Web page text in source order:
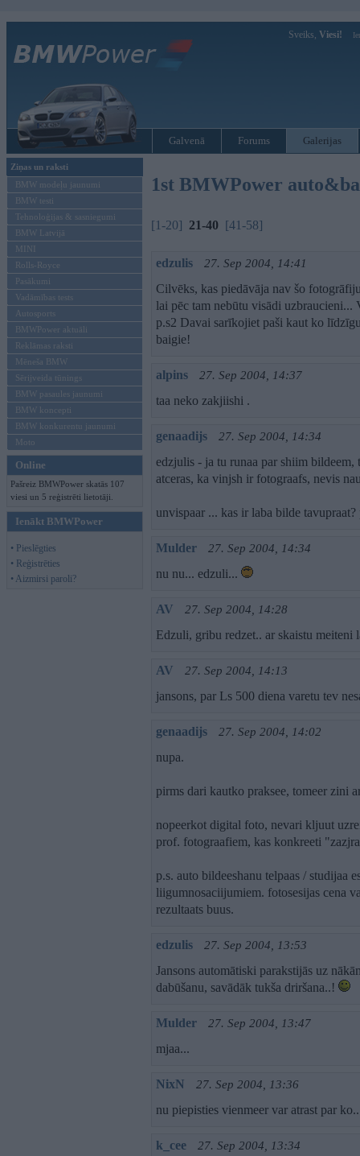
Sveiks, Viesi!
Galvenā Forums Galerijas
Ziņas un raksti
BMW modeļu jaunumi
BMW testi
Tehnoloģijas & sasniegumi
BMW Latvijā
MINI
Rolls-Royce
Pasākumi
Vadāmības tests
Autosports
BMWPower aktuāli
Reklāmas raksti
Mēneša BMW
Sērijveida tūnings
BMW pasaules jaunumi
BMW koncepti
BMW konkurentu jaunumi
Moto
Online
Pašreiz BMWPower skatās 107
viesi un 5 reģistrēti lietotāji.
Ienākt BMWPower
• Pieslēgties
• Reģistrēties
• Aizmirsi paroli?
1st BMWPower
[1-20] 21-40 [41-58]
edzulis 27. Sep 2004, 14:41
Cilvēks, kas piedāvāja nav šo
lai pēc tam nebūtu visādi uzbraucieni...
p.s2 Davai sarīkojiet paši kaut ko
baigie!
alpins 27. Sep 2004, 14:37
taa neko zakjiishi .
genaadijs 27. Sep 2004, 14:34
edzjulis - ja tu runaa par shiim
atceras, ka vinjsh ir fotograafs, nevis
unvispaar ... kas ir laba bilde tavupraat?
Mulder 27. Sep 2004, 14:34
nu nu... edzuli...
AV 27. Sep 2004, 14:28
Edzuli, gribu redzet.. ar skaistu meiteni
AV 27. Sep 2004, 14:13
jansons, par Ls 500 diena varetu tev
genaadijs 27. Sep 2004, 14:02
nupa.
pirms dari kautko praksee, tomeer zini
nopeerkot digital foto, nevari kljuut
prof. fotograafiem, kas konkreeti
p.s. auto bildeeshanu telpaas / studijaa
liigumnosaciijumiem. fotosesijas cena
rezultaats buus.
edzulis 27. Sep 2004, 13:53
Jansons automātiski parakstijās uz
dabūšanu, savādāk tukša driršana..!
Mulder 27. Sep 2004, 13:47
mjaa...
NixN 27. Sep 2004, 13:36
nu piepisties vienmeer var atrast par
k_cee 27. Sep 2004, 13:34